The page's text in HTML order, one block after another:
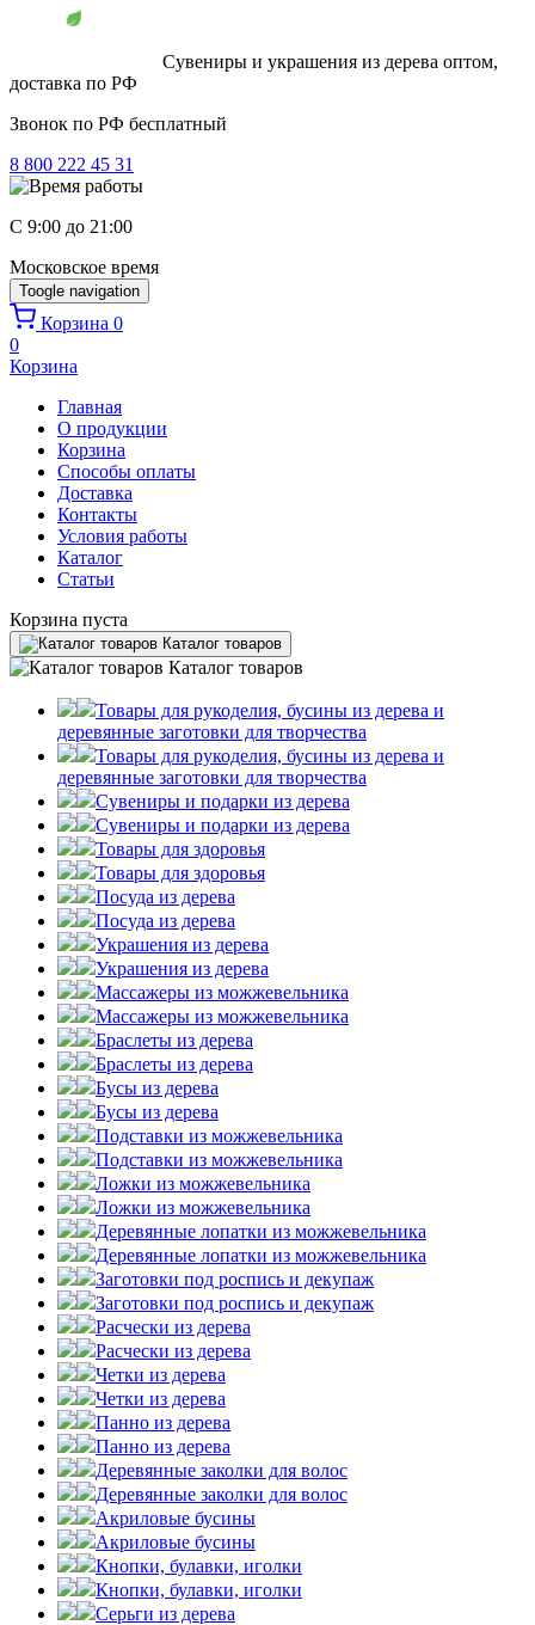
Перейти к основному содержанию
Сувениры и украшения из дерева оптом,
доставка по РФ
Звонок по РФ бесплатный
8 800 222 45 31
C 9:00 до 21:00
Московское время
Toogle navigation
Корзина 0
0
Корзина
Главная
О продукции
Корзина
Способы оплаты
Доставка
Контакты
Условия работы
Каталог
Статьи
Корзина пуста
Каталог товаров
Каталог товаров
Товары для рукоделия, бусины из дерева и
деревянные заготовки для творчества
Товары для рукоделия, бусины из дерева и
деревянные заготовки для творчества
Сувениры и подарки из дерева
Сувениры и подарки из дерева
Товары для здоровья
Товары для здоровья
Посуда из дерева
Посуда из дерева
Украшения из дерева
Украшения из дерева
Массажеры из можжевельника
Массажеры из можжевельника
Браслеты из дерева
Браслеты из дерева
Бусы из дерева
Бусы из дерева
Подставки из можжевельника
Подставки из можжевельника
Ложки из можжевельника
Ложки из можжевельника
Деревянные лопатки из можжевельника
Деревянные лопатки из можжевельника
Заготовки под роспись и декупаж
Заготовки под роспись и декупаж
Расчески из дерева
Расчески из дерева
Четки из дерева
Четки из дерева
Панно из дерева
Панно из дерева
Деревянные заколки для волос
Деревянные заколки для волос
Акриловые бусины
Акриловые бусины
Кнопки, булавки, иголки
Кнопки, булавки, иголки
Серьги из дерева